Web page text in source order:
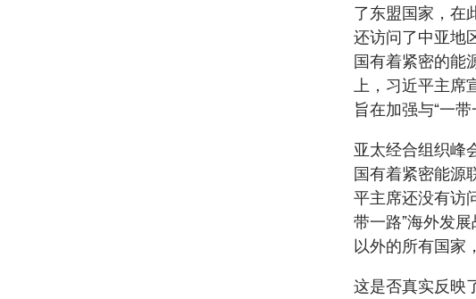
了东盟国家，在
还访问了中亚地
国有着紧密的能
上，习近平主席
旨在加强与“一
亚太经合组织峰
国有着紧密能源
平主席还没有访
带一路”海外发
以外的所有国家
这是否真实反映